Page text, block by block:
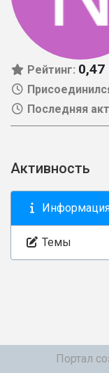
Рейтинг: 0,47
Последняя
Активность
Темы
Портал